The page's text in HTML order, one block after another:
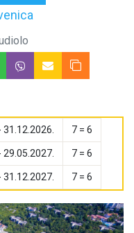
7 = 6
29.05.2027. 7 = 6
31.12.2027. 7 = 6